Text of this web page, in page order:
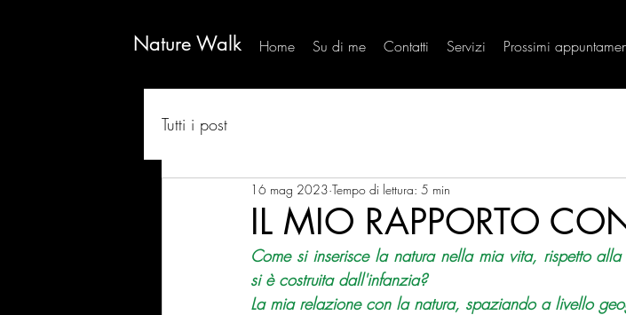
Home Su di me Contatti Servizi Prossimi
Nature Walk
Tutti i post
IL MIO RAPPORTO
16 mag 2023 Tempo di lettura: 5 min
Come si inserisce la natura nella mia vita, rispetto
si è costruita dall'infanzia?
La mia relazione con la natura, spaziando a livello